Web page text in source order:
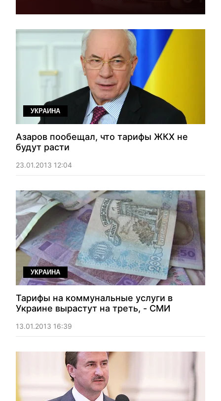
УКРАИНА
Азаров пообещал, что тарифы ЖКХ не
будут расти
23.01.2013 12:04
УКРАИНА
Тарифы на коммунальные услуги в
Украине вырастут на треть, - СМИ
13.01.2013 16:39